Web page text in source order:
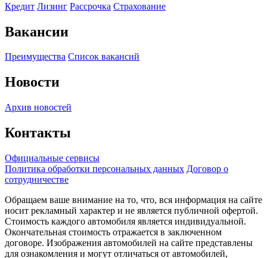
Кредит Лизинг Рассрочка Страхование
Вакансии
Преимущества Список вакансий
Новости
Архив новостей
Контакты
Официальные сервисы
Политика обработки персональных данных Договор о
сотрудничестве
Обращаем ваше внимание на то, что, вся информация на сайте
носит рекламный характер и не является публичной офертой.
Стоимость каждого автомобиля является индивидуальной.
Окончательная стоимость отражается в заключенном
договоре. Изображения автомобилей на сайте представлены
для ознакомления и могут отличаться от автомобилей,